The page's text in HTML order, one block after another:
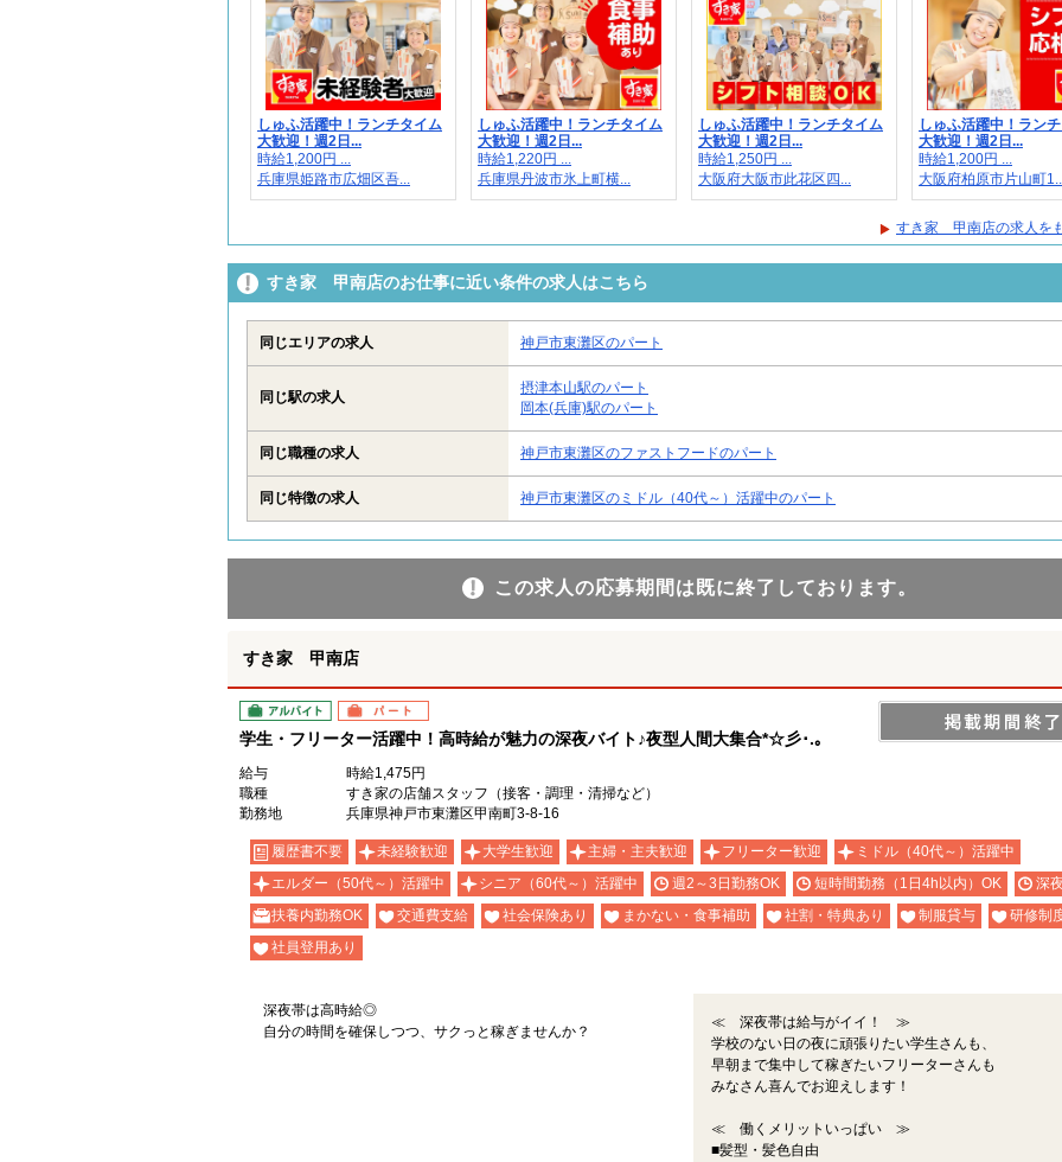
しゅふ活躍中！ランチタイム
大歓迎！週2日...
時給1,200円 ...
兵庫県姫路市広畑区吾...
しゅふ活躍中！ランチタイム
大歓迎！週2日...
時給1,220円 ...
兵庫県丹波市氷上町横...
しゅふ活躍中！ランチタイム
大歓迎！週2日...
時給1,250円 ...
大阪府大阪市此花区四...
しゅふ活躍中！ラン
大歓迎！週2日...
時給1,200円 ...
大阪府柏原市片山町
すき家 甲南店の求人を
すき家 甲南店のお仕事に近い条件の求人はこちら
同じエリアの求人 神戸市東灘区のパート
同じ駅の求人
摂津本山駅のパート
岡本(兵庫)駅のパート
同じ職種の求人 神戸市東灘区のファストフードのパート
同じ特徴の求人 神戸市東灘区のミドル（40代～）活躍中のパート
この求人の応募期間は既に終了しております。
すき家 甲南店
アルバイト パート
学生・フリーター活躍中！高時給が魅力の深夜バイト♪夜型人間大集合*☆彡･.｡
給与
時給1,475円
職種
すき家の店舗スタッフ（接客・調理・清掃など）
勤務地
兵庫県神戸市東灘区甲南町3-8-16
履歴書不要 未経験歓迎 大学生歓迎 主婦・主夫歓迎 フリーター歓迎
ミドル（40代～）活躍中
エルダー（50代～）活躍中
シニア（60代～）活躍中 週2～3日勤務OK 短時間勤務（1日4h以内）OK
深
扶養内勤務OK
交通費支給 社会保険あり まかない・食事補助 社割・特典あり 制服貸与
研修制
社員登用あり
深夜帯は高時給◎
自分の時間を確保しつつ、サクっと稼ぎませんか？
≪ 深夜帯は給与がイイ！ ≫
学校のない日の夜に頑張りたい学生さんも、
早朝まで集中して稼ぎたいフリーターさんも
みなさん喜んでお迎えします！
≪ 働くメリットいっぱい ≫
■髪型・髪色自由